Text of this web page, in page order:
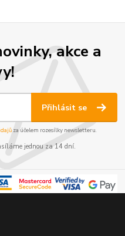
akce a
Přihlásit se
za účelem rozesílky newsletteru.
jednou za 14 dní.